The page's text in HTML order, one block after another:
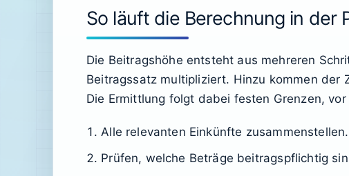
So läuft die Berechnung in der
Die Beitragshöhe entsteht aus mehreren
Beitragssatz multipliziert. Hinzu kommen der
Die Ermittlung folgt dabei festen Grenzen,
Alle relevanten Einkünfte zusammenstellen.
Prüfen, welche Beträge beitragspflichtig